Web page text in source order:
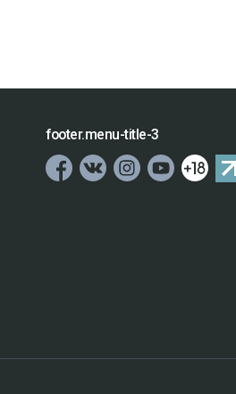
footer.menu-title-3